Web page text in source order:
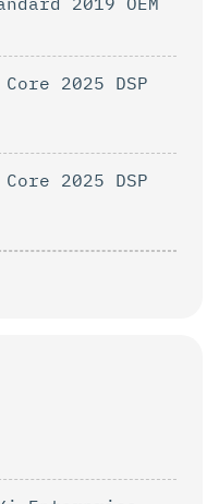
2025 DSP
2025 DSP